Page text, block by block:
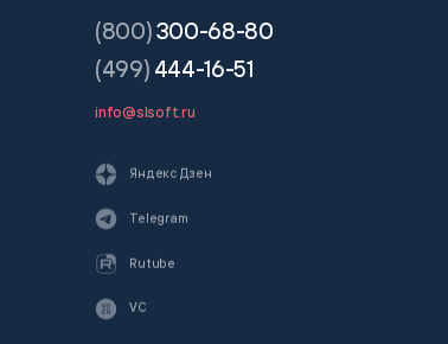
(800)300-68-80
(499) 444-16-51
info@slsoft.ru
Яндекс Дзен
Telegram
Rutube
VC